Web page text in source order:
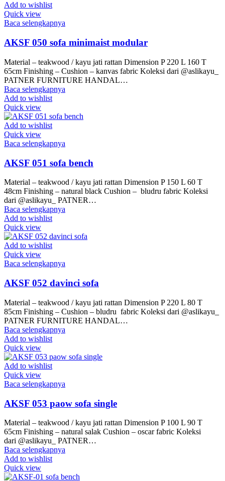
Add to wishlist
Quick view
Baca selengkapnya
AKSF 050 sofa minimaist modular
Material – teakwood / kayu jati rattan Dimension P 220 L 160 T
65cm Finishing – Cushion – kanvas fabric Koleksi dari @aslikayu_
PATNER FURNITURE HANDAL…
Baca selengkapnya
Add to wishlist
Quick view
Add to wishlist
Quick view
Baca selengkapnya
AKSF 051 sofa bench
Material – teakwood / kayu jati rattan Dimension P 150 L 60 T
48cm Finishing – natural black Cushion – bludru fabric Koleksi
dari @aslikayu_ PATNER…
Baca selengkapnya
Add to wishlist
Quick view
Add to wishlist
Quick view
Baca selengkapnya
AKSF 052 davinci sofa
Material – teakwood / kayu jati rattan Dimension P 220 L 80 T
85cm Finishing – Cushion – bludru fabric Koleksi dari @aslikayu_
PATNER FURNITURE HANDAL…
Baca selengkapnya
Add to wishlist
Quick view
Add to wishlist
Quick view
Baca selengkapnya
AKSF 053 paow sofa single
Material – teakwood / kayu jati rattan Dimension P 100 L 90 T
65cm Finishing – natural salak Cushion – oscar fabric Koleksi
dari @aslikayu_ PATNER…
Baca selengkapnya
Add to wishlist
Quick view